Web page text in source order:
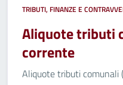
TRIBUTI, FINANZE E
Aliquote tributi
corrente
Aliquote tributi comunali